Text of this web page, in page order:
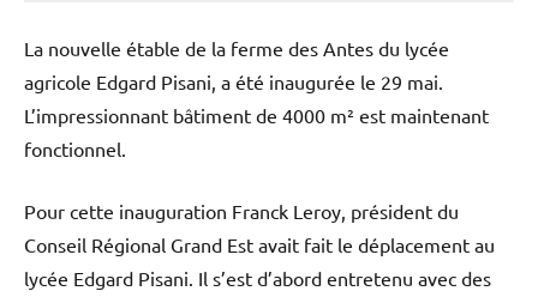
La nouvelle étable de la ferme des Antes du lycée
agricole Edgard Pisani, a été inaugurée le 29 mai.
L’impressionnant bâtiment de 4000 m² est maintenant
fonctionnel.
Pour cette inauguration Franck Leroy, président du
Conseil Régional Grand Est avait fait le déplacement au
lycée Edgard Pisani. Il s’est d’abord entretenu avec des